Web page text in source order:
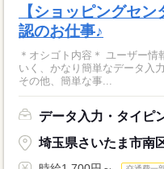
【ショッピングセ
認のお仕事♪
＊オシゴト内容＊ ユーザー情報を専用フォームに そのまま入力して
いく、かなり簡単なデータ入
その他、簡単な事...
データ入力・タイピ
埼玉県さいたま市南